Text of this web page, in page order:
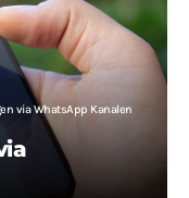
via WhatsApp Kanalen